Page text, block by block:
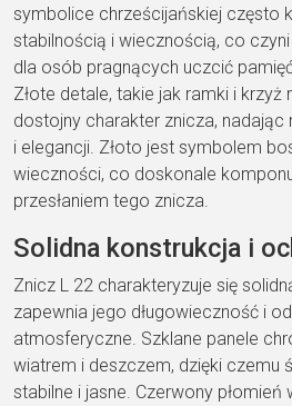
symbolice chrześcijańskiej często
stabilnością i wiecznością, co
dla osób pragnących uczcić
Złote detale, takie jak ramki i
dostojny charakter znicza,
i elegancji. Złoto jest symbolem
wieczności, co doskonale
przesłaniem tego znicza.
Solidna konstrukcja i
Znicz L 22 charakteryzuje się
zapewnia jego długowieczność i
atmosferyczne. Szklane panele
wiatrem i deszczem, dzięki czemu
stabilne i jasne. Czerwony płomień